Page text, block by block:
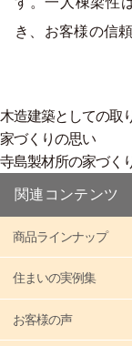
き、お客様の信
木造建築としての取
家づくりの思い
寺島製材所の家づく
関連コンテンツ
商品ラインナップ
住まいの実例集
お客様の声